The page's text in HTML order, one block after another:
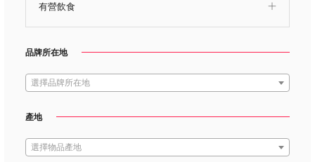
有營飲食
品牌所在地
選擇品牌所在地
產地
選擇物品產地